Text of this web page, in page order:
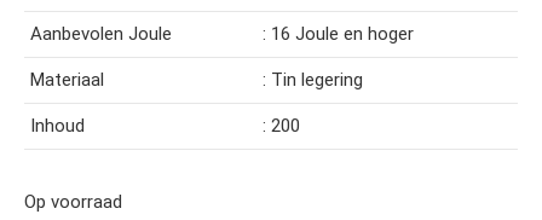
Aanbevolen Joule : 16 Joule en hoger
Materiaal : Tin legering
Inhoud : 200
Op voorraad